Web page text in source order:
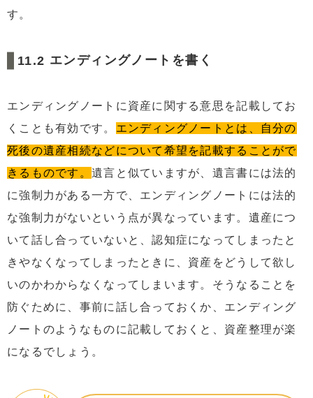
す。
エンディングノートを書く
エンディングノートに資産に関する意思を記載してお
くことも有効です。 エンディングノートとは、自分の
死後の遺産相続などについて希望を記載することがで
きるものです。 遺言と似ていますが、遺言書には法的
に強制力がある一方で、エンディングノートには法的
な強制力がないという点が異なっています。遺産につ
いて話し合っていないと、認知症になってしまったと
きやなくなってしまったときに、資産をどうして欲し
いのかわからなくなってしまいます。そうなることを
防ぐために、事前に話し合っておくか、エンディング
ノートのようなものに記載しておくと、資産整理が楽
になるでしょう。